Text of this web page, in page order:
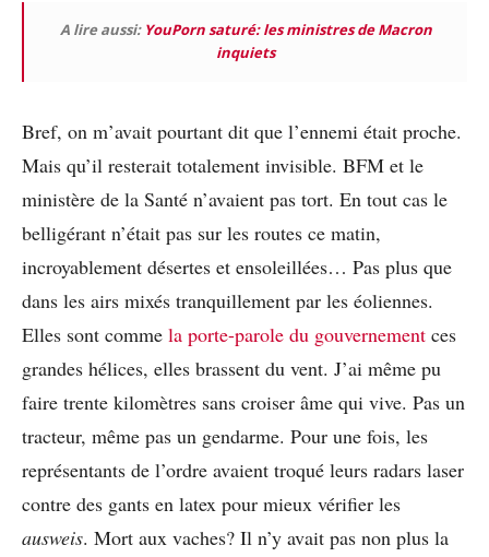
A lire aussi: YouPorn saturé: les ministres de Macron
inquiets
Bref, on m’avait pourtant dit que l’ennemi était proche.
Mais qu’il resterait totalement invisible. BFM et le
ministère de la Santé n’avaient pas tort. En tout cas le
belligérant n’était pas sur les routes ce matin,
incroyablement désertes et ensoleillées… Pas plus que
dans les airs mixés tranquillement par les éoliennes.
Elles sont comme la porte-parole du gouvernement ces
grandes hélices, elles brassent du vent. J’ai même pu
faire trente kilomètres sans croiser âme qui vive. Pas un
tracteur, même pas un gendarme. Pour une fois, les
représentants de l’ordre avaient troqué leurs radars laser
contre des gants en latex pour mieux vérifier les
ausweis. Mort aux vaches? Il n’y avait pas non plus la